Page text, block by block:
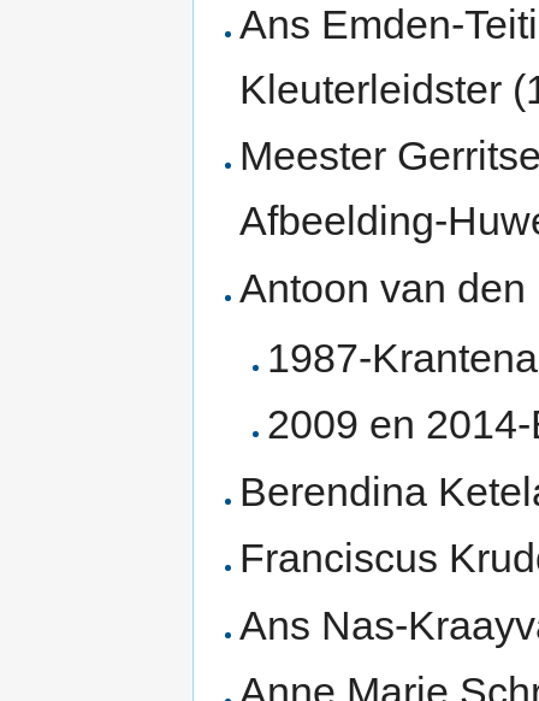
Ans Emden-
Kleuterleidster
Meester
Afbeelding-
Antoon van
1987-
2009 en
Berendina
Franciscus
Ans Nas-
Anne Marie